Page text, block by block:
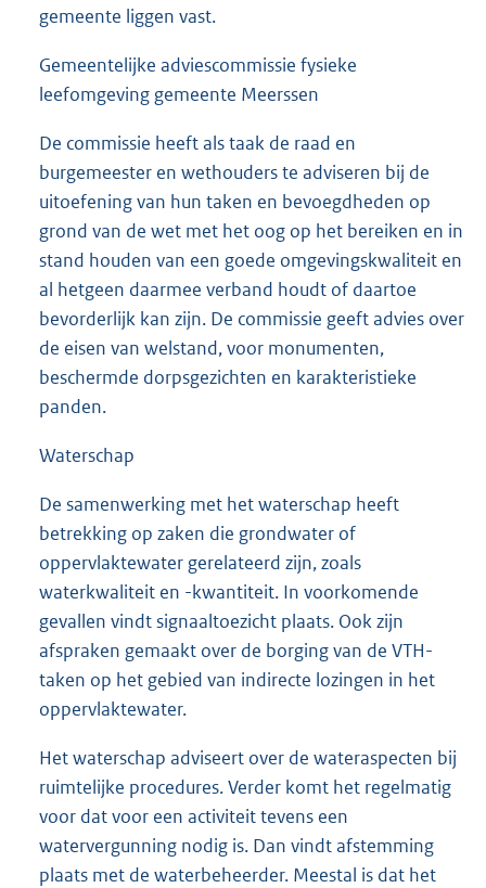
gemeente liggen vast.
Gemeentelijke adviescommissie fysieke
leefomgeving gemeente Meerssen
De commissie heeft als taak de raad en
burgemeester en wethouders te adviseren bij de
uitoefening van hun taken en bevoegdheden op
grond van de wet met het oog op het bereiken en in
stand houden van een goede omgevingskwaliteit en
al hetgeen daarmee verband houdt of daartoe
bevorderlijk kan zijn. De commissie geeft advies over
de eisen van welstand, voor monumenten,
beschermde dorpsgezichten en karakteristieke
panden.
Waterschap
De samenwerking met het waterschap heeft
betrekking op zaken die grondwater of
oppervlaktewater gerelateerd zijn, zoals
waterkwaliteit en -kwantiteit. In voorkomende
gevallen vindt signaaltoezicht plaats. Ook zijn
afspraken gemaakt over de borging van de VTH-
taken op het gebied van indirecte lozingen in het
oppervlaktewater.
Het waterschap adviseert over de wateraspecten bij
ruimtelijke procedures. Verder komt het regelmatig
voor dat voor een activiteit tevens een
watervergunning nodig is. Dan vindt afstemming
plaats met de waterbeheerder. Meestal is dat het